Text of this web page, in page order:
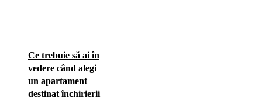
Ce trebuie să ai în
vedere când alegi
un apartament
destinat închirierii